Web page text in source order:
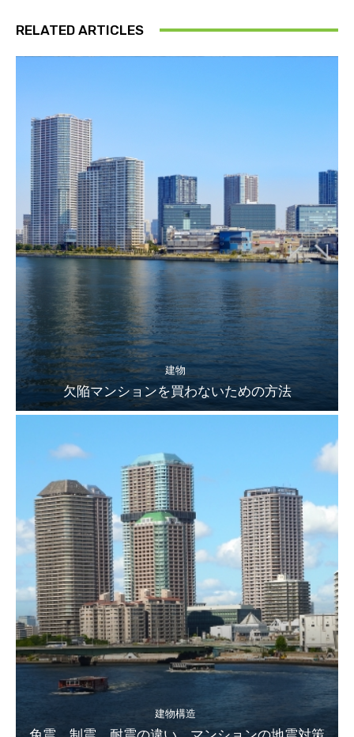
RELATED ARTICLES
建物
欠陥マンションを買わないための方法
建物構造